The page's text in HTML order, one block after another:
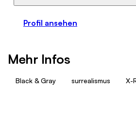
Profil ansehen
Mehr Infos
Black & Gray surrealismus X-